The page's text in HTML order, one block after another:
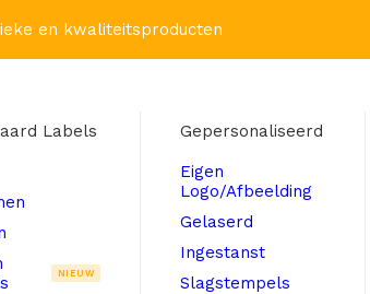
en kwaliteitsproducten
Labels
NIEUW
Gepersonaliseerd
Eigen
Logo/Afbeelding
Gelaserd
Ingestanst
Slagstempels